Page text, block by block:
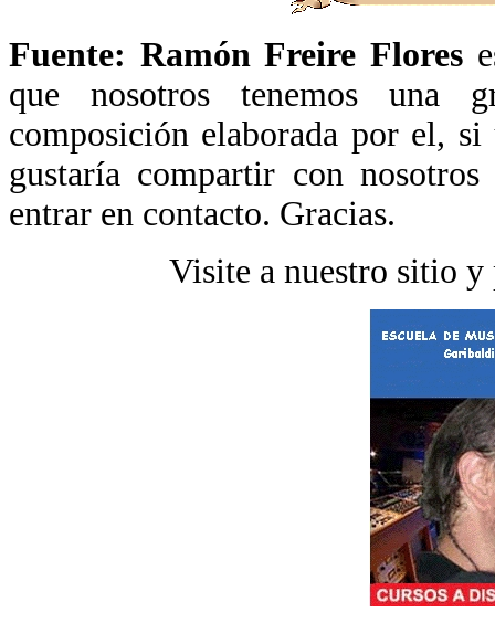
Fuente: Ramón Freire Flores
que nosotros tenemos una
composición elaborada por el,
gustaría compartir con nosotros
entrar en contacto. Gracias.
Visite a nuestro sitio